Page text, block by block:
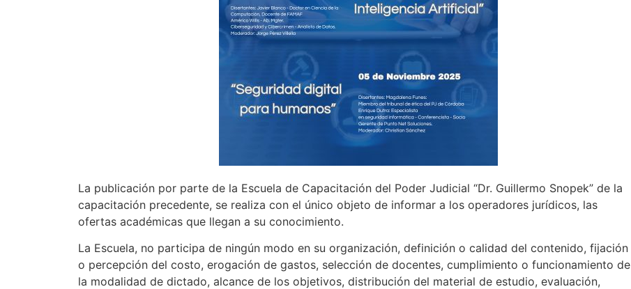
La publicación por parte de la Escuela de Capacitación del Poder Judicial “Dr. Guillermo Snopek” de la
capacitación precedente, se realiza con el único objeto de informar a los operadores jurídicos, las
ofertas académicas que llegan a su conocimiento.
La Escuela, no participa de ningún modo en su organización, definición o calidad del contenido, fijación
o percepción del costo, erogación de gastos, selección de docentes, cumplimiento o funcionamiento de
la modalidad de dictado, alcance de los objetivos, distribución del material de estudio, evaluación,